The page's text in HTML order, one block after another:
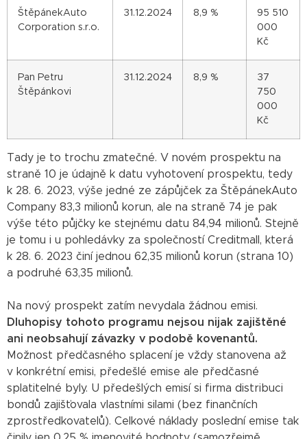
ŠtěpánekAuto
Corporation s.r.o.
31.12.2024 8,9 %
95 510
000
Kč
Pan Petru
Štěpánkovi
31.12.2024 8,9 %
37
750
000
Kč
Tady je to trochu zmatečné. V novém prospektu na
straně 10 je údajně k datu vyhotovení prospektu, tedy
k 28. 6. 2023, výše jedné ze zápůjček za ŠtěpánekAuto
Company 83,3 milionů korun, ale na straně 74 je pak
výše této půjčky ke stejnému datu 84,94 milionů. Stejně
je tomu i u pohledávky za společností Creditmall, která
k 28. 6. 2023 činí jednou 62,35 milionů korun (strana 10)
a podruhé 63,35 milionů.
Na nový prospekt zatím nevydala žádnou emisi.
Dluhopisy tohoto programu nejsou nijak zajištěné
ani neobsahují závazky v podobě kovenantů.
Možnost předčasného splacení je vždy stanovena až
v konkrétní emisi, předešlé emise ale předčasné
splatitelné byly. U předešlých emisí si firma distribuci
bondů zajišťovala vlastními silami (bez finančních
zprostředkovatelů). Celkové náklady poslední emise tak